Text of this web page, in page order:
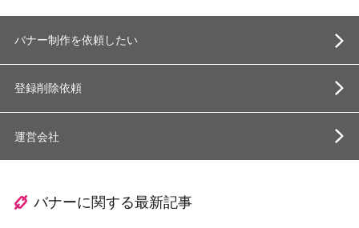
バナー制作を依頼したい
登録削除依頼
運営会社
バナーに関する最新記事